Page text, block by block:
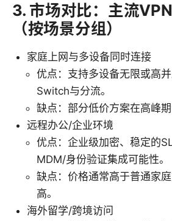
3. 市场对比：主流
（按场景分组）
家庭上网与多设备同时连接
优点：支持多设备无限或高
Switch与分流。
缺点：部分低价方案在高峰期
远程办公/企业环境
优点：企业级加密、稳定的
MDM/身份验证集成可能性。
缺点：价格通常高于普通家
高。
海外留学/跨境访问